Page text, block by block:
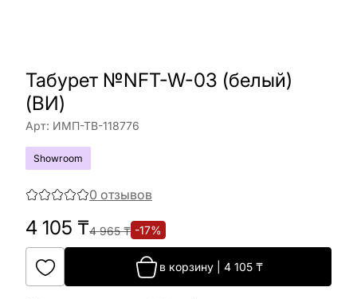
Табурет №NFT-W-03 (белый)
(ВИ)
Арт: ИМП-ТВ-118776
Showroom
0 отзывов
4 105 ₸4 965₸ -17%
в корзину| 4 105₸